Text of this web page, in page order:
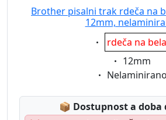
Brother pisalni trak rdeča na
12mm,
Eigenschaft:
rdeča na bela
Eigenschaft:
12mm
Eigenschaft:
Nelaminirano
📦 Lagerstatus:
Dostupnost a doba